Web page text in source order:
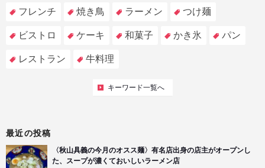
フレンチ 焼き鳥 ラーメン つけ麺
ビストロ ケーキ 和菓子 かき氷 パン
レストラン 牛料理
キーワード一覧へ
最近の投稿
〈秋山具義の今月のオスス麺〉有名店出身の店主がオープンし
た、スープが濃くておいしいラーメン店